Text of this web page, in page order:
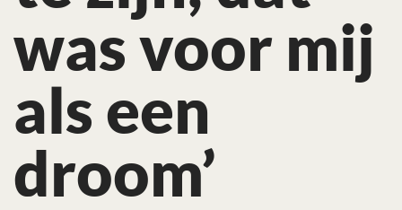
was voor mij
als een
droom’